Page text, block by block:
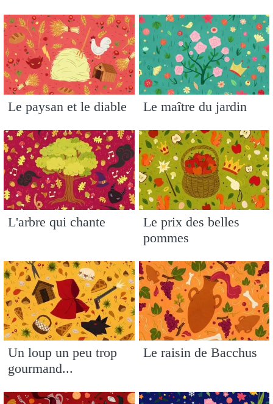
Le paysan et le diable Le maître du jardin
L'arbre qui chante
Le prix des belles
pommes
Un loup un peu trop
gourmand...
Le raisin de Bacchus